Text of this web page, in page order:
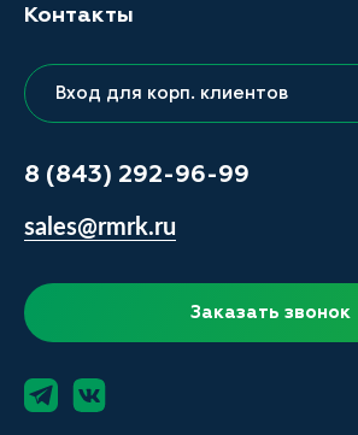
Контакты
Вход для корп. клиентов
8 (843) 292-96-99
sales@rmrk.ru
Заказать звонок